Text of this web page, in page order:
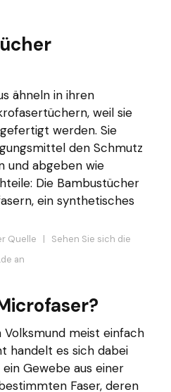
ähneln in ihren
weil sie
werden. Sie
den Schmutz
und abgeben wie
Die Bambustücher
ein synthetisches
Quelle | Sehen Sie sich die
an
Volksmund meist einfach
handelt es sich dabei
Gewebe aus einer
Faser, deren